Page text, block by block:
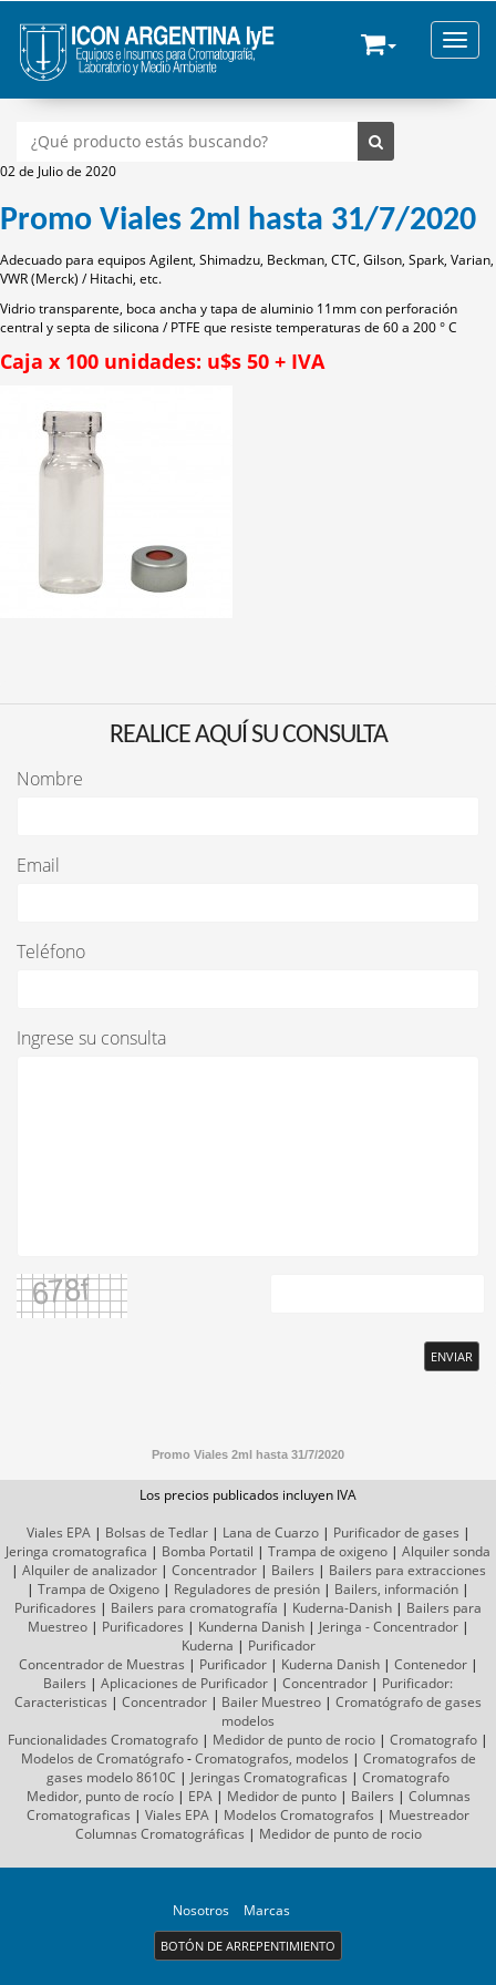
02 de Julio de 2020
Promo Viales 2ml hasta 31/7/2020
Adecuado para equipos Agilent, Shimadzu, Beckman, CTC, Gilson, Spark, Varian,
VWR (Merck) / Hitachi, etc.
Vidrio transparente, boca ancha y tapa de aluminio 11mm con perforación
central y septa de silicona / PTFE que resiste temperaturas de 60 a 200 ° C
Caja x 100 unidades: u$s 50 + IVA
REALICE AQUÍ SU CONSULTA
Nombre
Email
Teléfono
Ingrese su consulta
ENVIAR
Promo Viales 2ml hasta 31/7/2020
Los precios publicados incluyen IVA
Viales EPA| Bolsas de Tedlar| Lana de Cuarzo| Purificador de gases |
Jeringa cromatografica | Bomba Portatil | Trampa de oxigeno | Alquiler sonda
| Alquiler de analizador| Concentrador| Bailers | Bailers para extracciones
| Trampa de Oxigeno | Reguladores de presión | Bailers, información |
Purificadores | Bailers para cromatografía | Kuderna-Danish | Bailers para
Muestreo| Purificadores | Kunderna Danish| Jeringa - Concentrador|
Kuderna | Purificador
Concentrador de Muestras | Purificador| Kuderna Danish| Contenedor|
Bailers | Aplicaciones de Purificador | Concentrador | Purificador:
Caracteristicas | Concentrador | Bailer Muestreo | Cromatógrafode gases
modelos
Funcionalidades Cromatografo | Medidor de punto de rocio | Cromatografo |
Modelos de Cromatógrafo-Cromatografos, modelos | Cromatografos de
gases modelo 8610C | Jeringas Cromatograficas | Cromatografo
Medidor, punto de rocío| EPA| Medidor de punto| Bailers | Columnas
Cromatograficas | Viales EPA | Modelos Cromatografos | Muestreador
Columnas Cromatográficas | Medidor de punto de rocio
Nosotros Marcas
BOTÓN DE ARREPENTIMIENTO